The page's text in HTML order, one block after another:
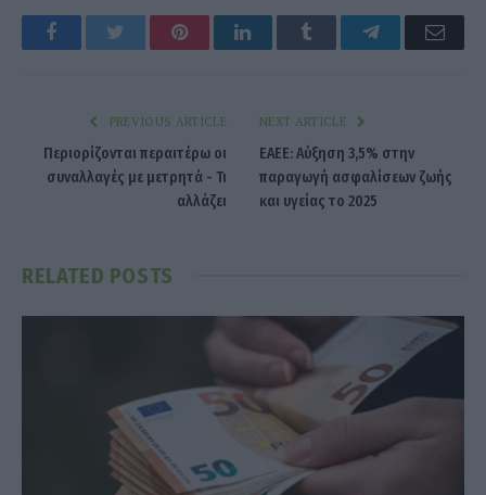
Facebook Twitter PinterestLinkedIn Tumblr Telegram
PREVIOUS ARTICLE
Περιορίζονται περαιτέρω οι
συναλλαγές με μετρητά - Τι
αλλάζει
NEXT ARTICLE
ΕΑΕΕ: Αύξηση 3,5% στην
παραγωγή ασφαλίσεων ζωής
και υγείας το 2025
RELATED POSTS